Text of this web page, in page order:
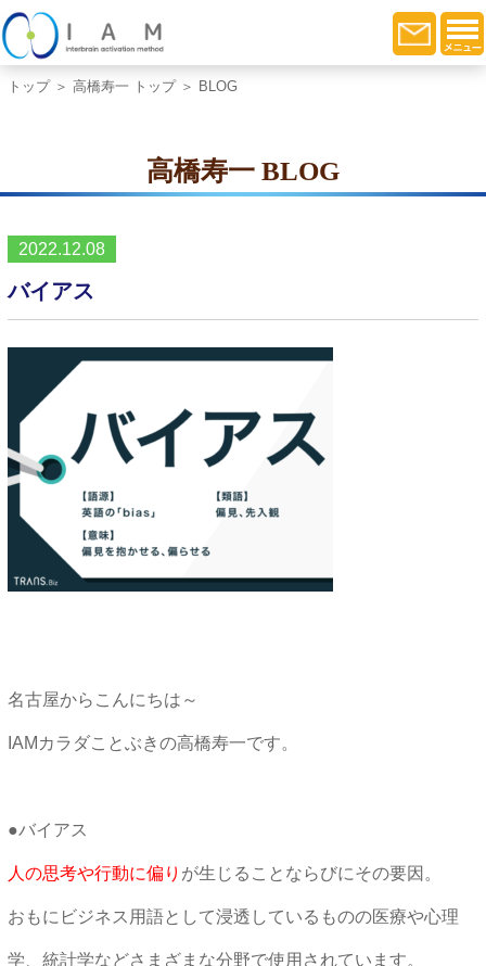
トップ＞ 高橋寿一 トップ＞ BLOG
高橋寿一 BLOG
2022.12.08
バイアス
名古屋からこんにちは～
IAMカラダことぶきの高橋寿一です。
●バイアス
人の思考や行動に偏り が生じることならびにその要因。
おもにビジネス用語として浸透しているものの医療や心理
学、統計学などさまざまな分野で使用されています。